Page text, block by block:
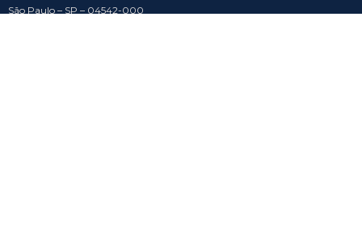
São Paulo – SP – 04542-000